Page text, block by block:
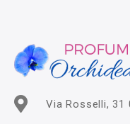
Via Rosselli, 31